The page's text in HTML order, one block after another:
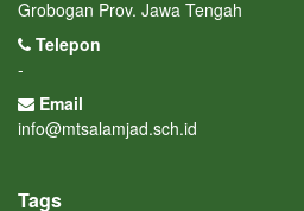
Grobogan Prov. Jawa Tengah
Telepon
-
Email
info@mtsalamjad.sch.id
Tags